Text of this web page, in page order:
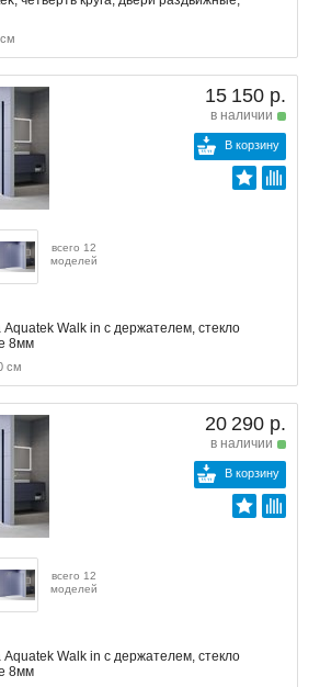
15 150 р.
в наличии
В корзину
всего 12
моделей
Walk in с держателем, стекло
8мм
см
20 290 р.
в наличии
В корзину
всего 12
моделей
Walk in с держателем, стекло
8мм